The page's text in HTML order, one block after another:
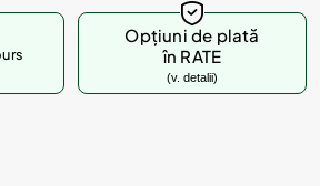
Opțiuni de plată
în RATE
(v. detalii)